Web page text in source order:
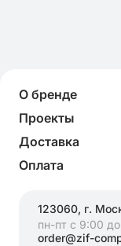
О бренде
Проекты
Доставка
Оплата
123060, г.
пн-пт с 9:00
order@zif-